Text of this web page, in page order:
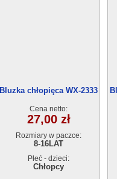
Bluzka chłopięca WX-2333
Cena netto:
27,00 zł
Rozmiary w paczce:
8-16LAT
Płeć - dzieci:
Chłopcy